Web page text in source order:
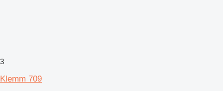
3
Klemm 709